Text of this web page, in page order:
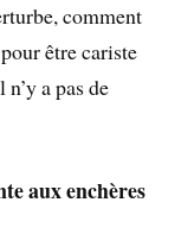
comment
être cariste
a pas de
aux enchères